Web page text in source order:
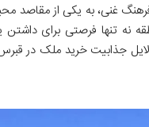
غنی، به یکی از مقاصد
نه تنها فرصتی برای
جذابیت خرید ملک در